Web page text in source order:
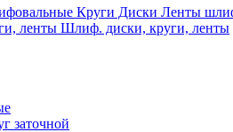
Круги Диски Ленты
Шлиф. диски, круги, ленты
заточной